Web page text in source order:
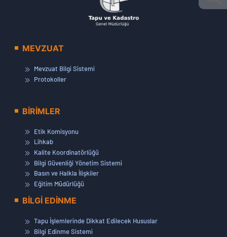
MEVZUAT
Mevzuat Bilgi Sistemi
Protokoller
BİRİMLER
Etik Komisyonu
Lihkab
Kalite Koordinatörlüğü
Bilgi Güvenliği Yönetim Sistemi
Basın ve Halkla İlişkiler
Eğitim Müdürlüğü
BİLGİ EDİNME
Tapu İşlemlerinde Dikkat Edilecek Hususlar
Bilgi Edinme Sistemi